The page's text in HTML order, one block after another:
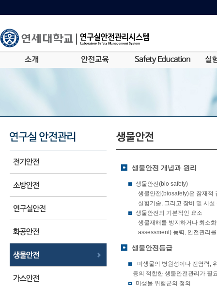
생물안전 개념과 원리
생물안전(bio safety)
생물안전(biosafety)은 잠재적
실험기술, 그리고 장비 및 시
생물안전의 기본적인 요소
생물재해를 방지하거나 최소
assessment) 능력, 안전관리
생물안전등급
미생물의 병원성이나 전염력,
등의 적합한 생물안전관리가 필
미생물 위험군의 정의